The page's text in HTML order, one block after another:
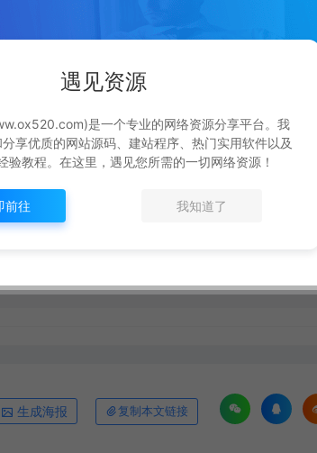
点赞 (
，碎片时间副业增收
生成海报 复制本文链接
遇见资源
是一个专业的网络资源分享平台。我
享优质的网站源码、建站程序、热门实用软件以及
验教程。在这里，遇见您所需的一切网络资源！
前往 我知道了